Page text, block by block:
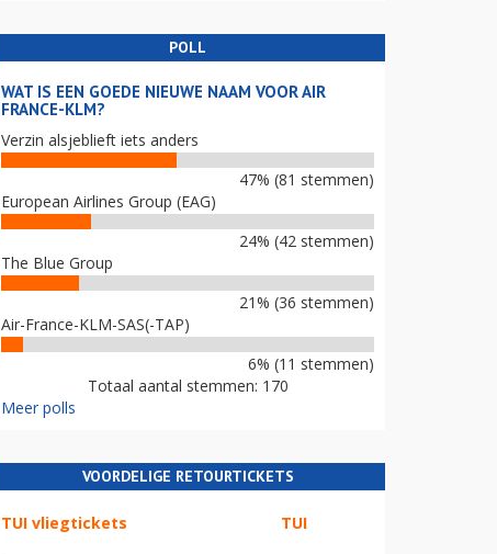
POLL
WAT IS EEN GOEDE NIEUWE NAAM VOOR AIR
FRANCE-KLM?
Verzin alsjeblieft iets anders
47% (81 stemmen)
European Airlines Group (EAG)
24% (42 stemmen)
The Blue Group
21% (36 stemmen)
Air-France-KLM-SAS(-TAP)
6% (11 stemmen)
Totaal aantal stemmen: 170
Meer polls
VOORDELIGE RETOURTICKETS
TUI vliegtickets TUI